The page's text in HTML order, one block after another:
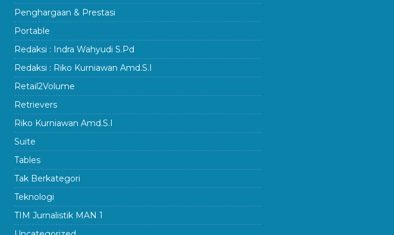
Penghargaan & Prestasi
Portable
Redaksi : Indra Wahyudi S.Pd
Redaksi : Riko Kurniawan Amd.S.I
Retail2Volume
Retrievers
Riko Kurniawan Amd.S.I
Suite
Tables
Tak Berkategori
Teknologi
TIM Jurnalistik MAN 1